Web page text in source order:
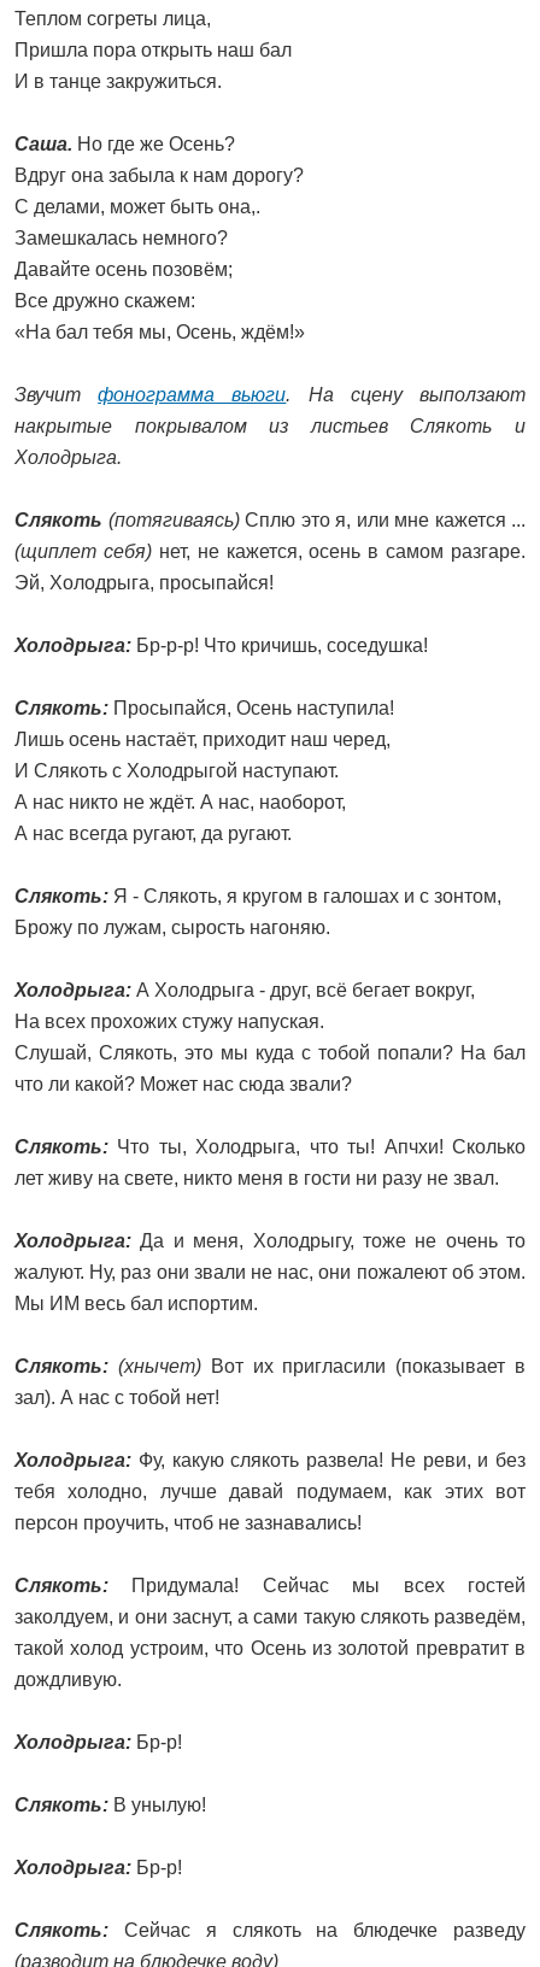
Теплом согреты лица,
Пришла пора открыть наш бал
И в танце закружиться.
Саша. Но где же Осень?
Вдруг она забыла к нам дорогу?
С делами, может быть она,.
Замешкалась немного?
Давайте осень позовём;
Все дружно скажем:
«На бал тебя мы, Осень, ждём!»
Звучитфонограмма вьюги. На сцену выползают
накрытые покрывалом из листьев Слякоть и
Холодрыга.
Слякоть (потягиваясь)Сплю это я, или мне кажется ...
(щиплет себя)нет, не кажется, осень в самом разгаре.
Эй, Холодрыга, просыпайся!
Холодрыга: Бр-р-р! Что кричишь, соседушка!
Слякоть: Просыпайся, Осень наступила!
Лишь осень настаёт, приходит наш черед,
И Слякоть с Холодрыгой наступают.
А нас никто не ждёт. А нас, наоборот,
А нас всегда ругают, да ругают.
Слякоть: Я - Слякоть, я кругом в галошах и с зонтом,
Брожу по лужам, сырость нагоняю.
Холодрыга: А Холодрыга - друг, всё бегает вокруг,
На всех прохожих стужу напуская.
Слушай, Слякоть, это мы куда с тобой попали? На бал
что ли какой? Может нас сюда звали?
Слякоть: Что ты, Холодрыга, что ты! Апчхи! Сколько
лет живу на свете, никто меня в гости ни разу не звал.
Холодрыга: Да и меня, Холодрыгу, тоже не очень то
жалуют. Ну, раз они звали не нас, они пожалеют об этом.
Мы ИМ весь бал испортим.
Слякоть: (хнычет)Вот их пригласили (показывает в
зал). А нас с тобой нет!
Холодрыга: Фу, какую слякоть развела! Не реви, и без
тебя холодно, лучше давай подумаем, как этих вот
персон проучить, чтоб не зазнавались!
Слякоть: Придумала! Сейчас мы всех гостей
заколдуем, и они заснут, а сами такую слякоть разведём,
такой холод устроим, что Осень из золотой превратит в
дождливую.
Холодрыга: Бр-р!
Слякоть: В унылую!
Холодрыга: Бр-р!
Слякоть: Сейчас я слякоть на блюдечке разведу
(разводит на блюдечке воду)